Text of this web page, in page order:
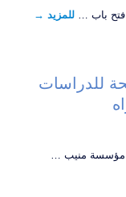
فتح باب … للمزيد →
للدراسات
مؤسسة منيب …